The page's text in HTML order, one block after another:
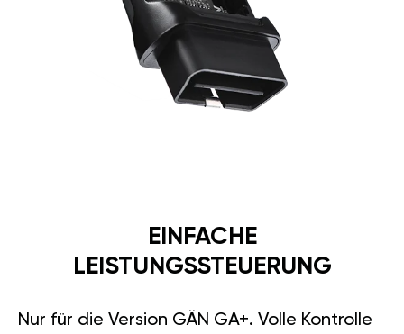
EINFACHE
LEISTUNGSSTEUERUNG
Nur für die Version GÄN GA+. Volle Kontrolle